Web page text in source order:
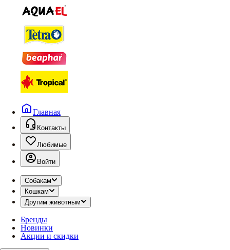
Главная
Контакты
Любимые
Войти
Собакам
Кошкам
Другим животным
Бренды
Новинки
Акции и скидки